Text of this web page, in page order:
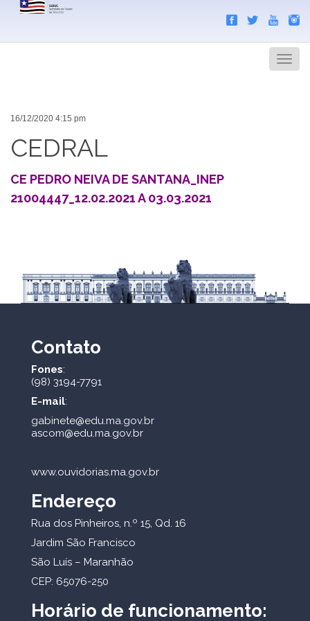
Menu
16/12/2020 4:15 pm
CEDRAL
CE PEDRO NEIVA DE SANTANA_INEP
21004447_12.02.2021 A 03.03.2021
Contato
Fones:
(98) 3194-7791
E-mail:
gabinete@edu.ma.gov.br
ascom@edu.ma.gov.br
www.ouvidorias.ma.gov.br
Endereço
Rua dos Pinheiros, n.º 15, Qd. 16
Jardim São Francisco
São Luís – Maranhão
CEP: 65076-250
Horário de funcionamento: